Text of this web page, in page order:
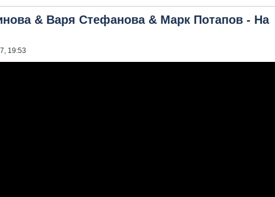
& Варя Стефанова & Марк Потапов - На
19:53